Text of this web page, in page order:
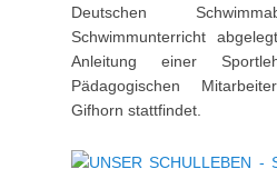
Deutschen
Schwimmunterricht
Anleitung einer
Pädagogischen
Gifhorn stattfindet.